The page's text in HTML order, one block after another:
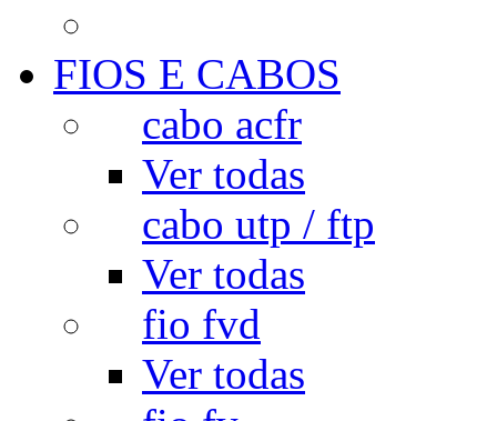
FIOS E CABOS
cabo acfr
Ver todas
cabo utp / ftp
Ver todas
fio fvd
Ver todas